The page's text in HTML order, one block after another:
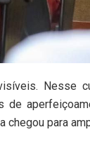
Nesse
de
chegou para